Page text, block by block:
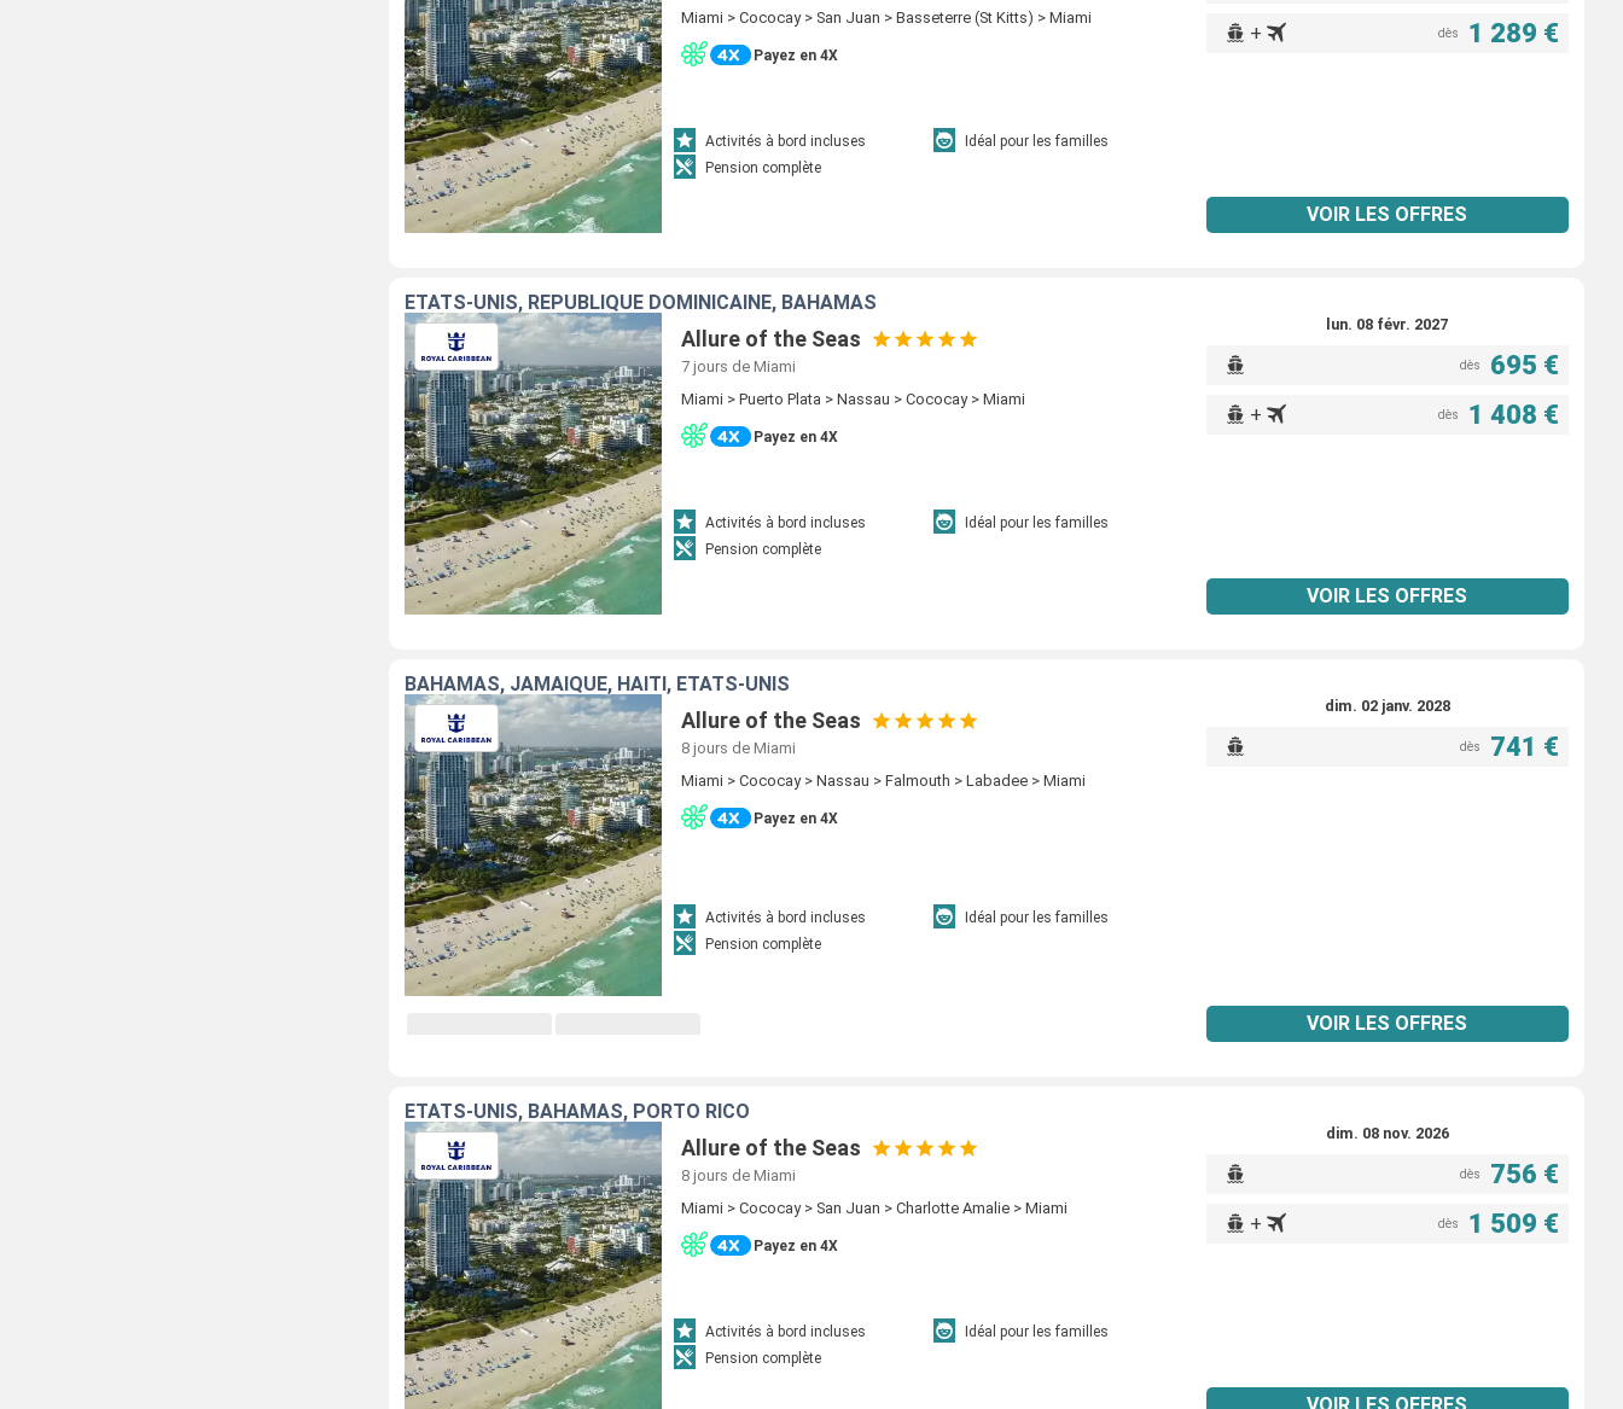
Miami > Cococay > San Juan > Basseterre (St Kitts) > Miami
Payez en 4X
Activités à bord incluses
Idéal pour les familles
Pension complète
+ dès 1 289 €
VOIR LES OFFRES
ÉTATS-UNIS, RÉPUBLIQUE DOMINICAINE, BAHAMAS
Allure of the Seas
7 jours de Miami
Miami > Puerto Plata > Nassau > Cococay > Miami
Payez en 4X
Activités à bord incluses
Idéal pour les familles
Pension complète
lun. 08 févr. 2027
dès 695 €
+ dès 1 408 €
VOIR LES OFFRES
BAHAMAS, JAMAÏQUE, HAÏTI, ÉTATS-UNIS
Allure of the Seas
8 jours de Miami
Miami > Cococay > Nassau > Falmouth > Labadee > Miami
Payez en 4X
Activités à bord incluses
Idéal pour les familles
Pension complète
dim. 02 janv. 2028
dès 741 €
VOIR LES OFFRES
ÉTATS-UNIS, BAHAMAS, PORTO RICO
Allure of the Seas
8 jours de Miami
Miami > Cococay > San Juan > Charlotte Amalie > Miami
Payez en 4X
Activités à bord incluses
Idéal pour les familles
Pension complète
dim. 08 nov. 2026
dès 756 €
+ dès 1 509 €